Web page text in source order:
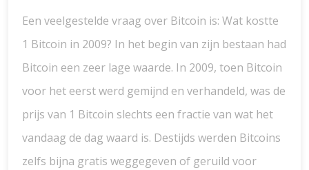
Een veelgestelde vraag over Bitcoin is: Wat kostte
1 Bitcoin in 2009? In het begin van zijn bestaan had
Bitcoin een zeer lage waarde. In 2009, toen Bitcoin
voor het eerst werd gemijnd en verhandeld, was de
prijs van 1 Bitcoin slechts een fractie van wat het
vandaag de dag waard is. Destijds werden Bitcoins
zelfs bijna gratis weggegeven of geruild voor